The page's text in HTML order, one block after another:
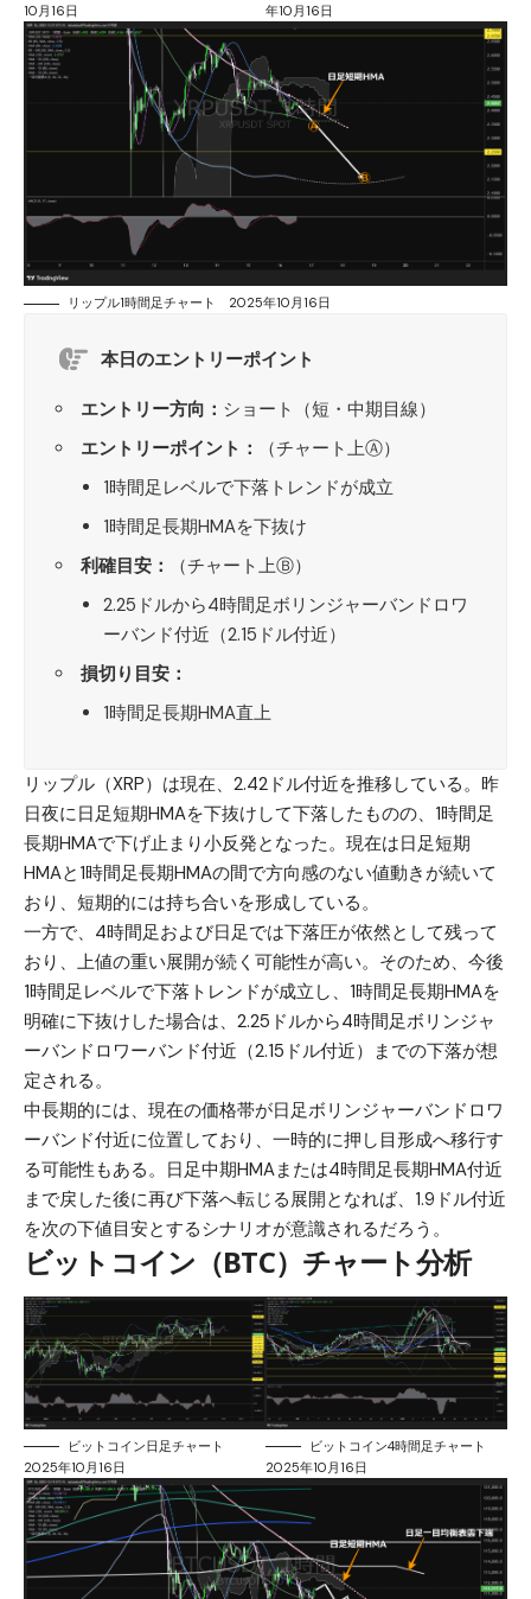
10月16日
年10月16日
リップル1時間足チャート 2025年10月16日
本日のエントリーポイント
エントリー方向： ショート（短・中期目線）
エントリーポイント：
（チャート上Ⓐ）
1時間足レベルで下落トレンドが成立
1時間足長期HMAを下抜け
利確目安：
（チャート上Ⓑ）
2.25ドルから4時間足ボリンジャーバンドロワ
ーバンド付近（2.15ドル付近）
損切り目安：
1時間足長期HMA直上
リップル（XRP） は現在、2.42ドル付近を推移している。昨
日夜に日足短期HMAを下抜けして下落したものの、1時間足
長期HMAで下げ止まり小反発となった。現在は日足短期
HMAと1時間足長期HMAの間で方向感のない値動きが続いて
おり、短期的には持ち合いを形成している。
一方で、4時間足および日足では下落圧が依然として残って
おり、上値の重い展開が続く可能性が高い。そのため、今後
1時間足レベルで下落トレンドが成立し、1時間足長期HMAを
明確に下抜けした場合は、2.25ドルから4時間足ボリンジャ
ーバンドロワーバンド付近（2.15ドル付近）までの下落が想
定される。
中長期的には、現在の価格帯が日足ボリンジャーバンドロワ
ーバンド付近に位置しており、一時的に押し目形成へ移行す
る可能性もある。日足中期HMAまたは4時間足長期HMA付近
まで戻した後に再び下落へ転じる展開となれば、1.9ドル付近
を次の下値目安とするシナリオが意識されるだろう。
ビットコイン（BTC）チャート分析
ビットコイン日足チャート
2025年10月16日
ビットコイン4時間足チャート
2025年10月16日